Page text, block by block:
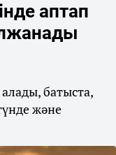
аптап
батыста,
және